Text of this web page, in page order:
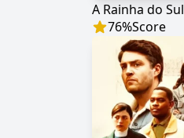
A Rainha do Sul
76%Score